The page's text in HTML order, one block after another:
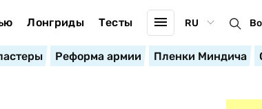
Лонгриды Тесты RU
Реформа армии Пленки Миндича